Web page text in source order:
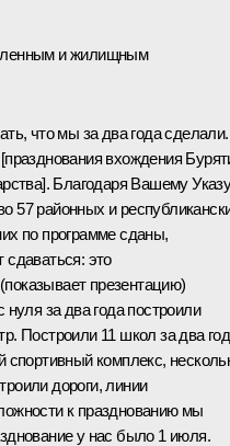
и жилищным
что мы за два года сделали.
вхождения
Благодаря Вашему
57 районных и
по программе сданы,
сдаваться: это
показывает презентацию)
за два года построили
Построили 11 школ за два
спортивный комплекс,
дороги, линии
к празднованию мы
у нас было 1 июля.